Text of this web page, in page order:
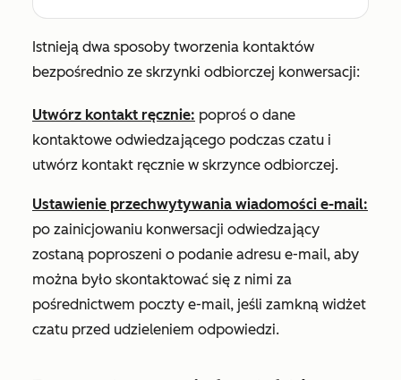
Istnieją dwa sposoby tworzenia kontaktów
bezpośrednio ze skrzynki odbiorczej konwersacji:
Utwórz kontakt ręcznie: poproś o dane
kontaktowe odwiedzającego podczas czatu i
utwórz kontakt ręcznie w skrzynce odbiorczej.
Ustawienie przechwytywania wiadomości e-mail:
po zainicjowaniu konwersacji odwiedzający
zostaną poproszeni o podanie adresu e-mail, aby
można było skontaktować się z nimi za
pośrednictwem poczty e-mail, jeśli zamkną widżet
czatu przed udzieleniem odpowiedzi.